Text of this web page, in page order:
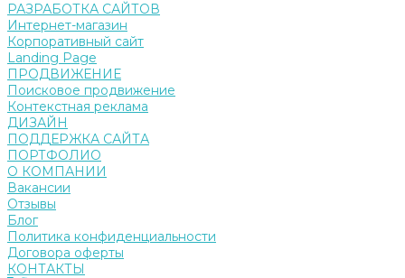
РАЗРАБОТКА САЙТОВ
Интернет-магазин
Корпоративный сайт
Landing Page
ПРОДВИЖЕНИЕ
Поисковое продвижение
Контекстная реклама
ДИЗАЙН
ПОДДЕРЖКА САЙТА
ПОРТФОЛИО
О КОМПАНИИ
Вакансии
Отзывы
Блог
Политика конфиденциальности
Договора оферты
КОНТАКТЫ